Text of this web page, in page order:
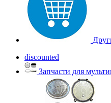
discounted
Запчасти для